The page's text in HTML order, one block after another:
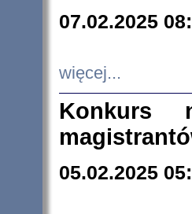
07.02.2025
więcej...
Konkurs
05.02.2025